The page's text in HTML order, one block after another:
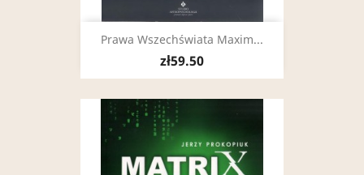
Prawa Wszechświata Maxim...
zł59.50